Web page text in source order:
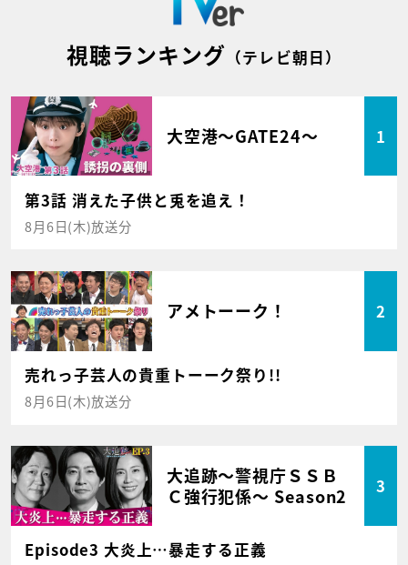
視聴ランキング （テレビ朝日）
大空港～GATE24～ 1
第3話 消えた子供と兎を追え！
8月6日(木)放送分
アメトーーク！ 2
売れっ子芸人の貴重トーーク祭り!!
8月6日(木)放送分
大追跡～警視庁ＳＳＢ
Ｃ強行犯係～ Season2
3
Episode3 大炎上…暴走する正義